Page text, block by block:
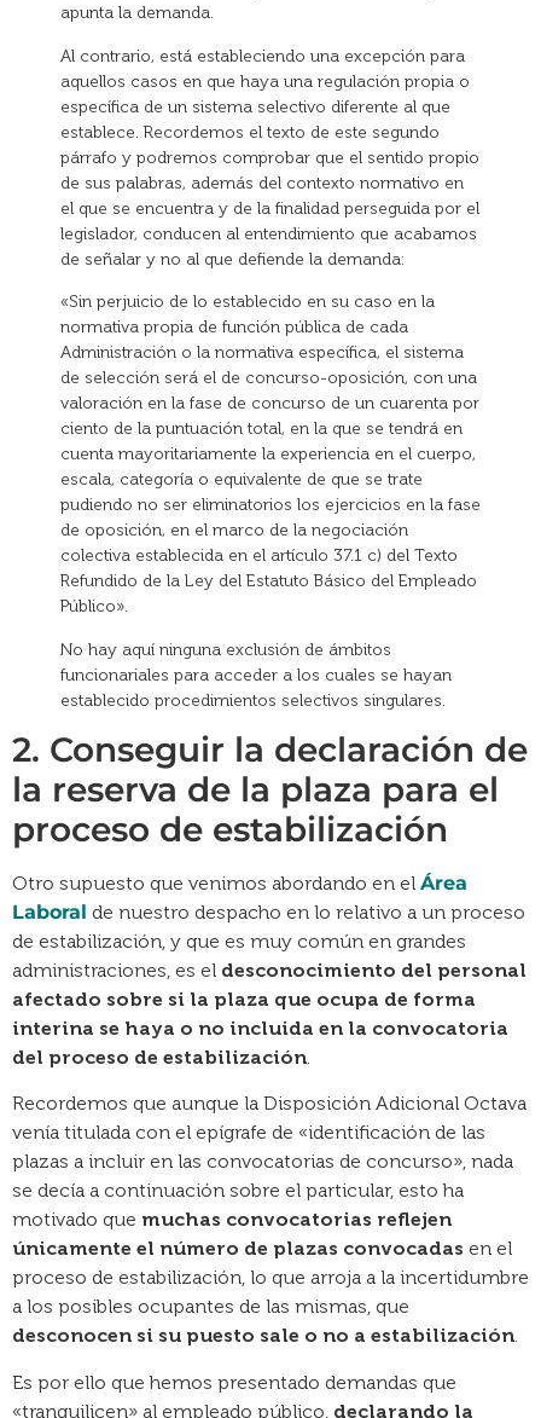
apunta la demanda.
Al contrario, está estableciendo una excepción para
aquellos casos en que haya una regulación propia o
específica de un sistema selectivo diferente al que
establece. Recordemos el texto de este segundo
párrafo y podremos comprobar que el sentido propio
de sus palabras, además del contexto normativo en
el que se encuentra y de la finalidad perseguida por el
legislador, conducen al entendimiento que acabamos
de señalar y no al que defiende la demanda:
«Sin perjuicio de lo establecido en su caso en la
normativa propia de función pública de cada
Administración o la normativa específica, el sistema
de selección será el de concurso-oposición, con una
valoración en la fase de concurso de un cuarenta por
ciento de la puntuación total, en la que se tendrá en
cuenta mayoritariamente la experiencia en el cuerpo,
escala, categoría o equivalente de que se trate
pudiendo no ser eliminatorios los ejercicios en la fase
de oposición, en el marco de la negociación
colectiva establecida en el artículo 37.1 c) del Texto
Refundido de la Ley del Estatuto Básico del Empleado
Público».
No hay aquí ninguna exclusión de ámbitos
funcionariales para acceder a los cuales se hayan
establecido procedimientos selectivos singulares.
2. Conseguir la declaración de
la reserva de la plaza para el
proceso de estabilización
Otro supuesto que venimos abordando en el Área
Laboral de nuestro despacho en lo relativo a un proceso
de estabilización, y que es muy común en grandes
administraciones, es el desconocimiento del personal
afectado sobre si la plaza que ocupa de forma
interina se haya o no incluida en la convocatoria
del proceso de estabilización.
Recordemos que aunque la Disposición Adicional Octava
venía titulada con el epígrafe de «identificación de las
plazas a incluir en las convocatorias de concurso», nada
se decía a continuación sobre el particular, esto ha
motivado que muchas convocatorias reflejen
únicamente el número de plazas convocadas en el
proceso de estabilización, lo que arroja a la incertidumbre
a los posibles ocupantes de las mismas, que
desconocen si su puesto sale o no a estabilización.
Es por ello que hemos presentado demandas que
«tranquilicen» al empleado público, declarando la